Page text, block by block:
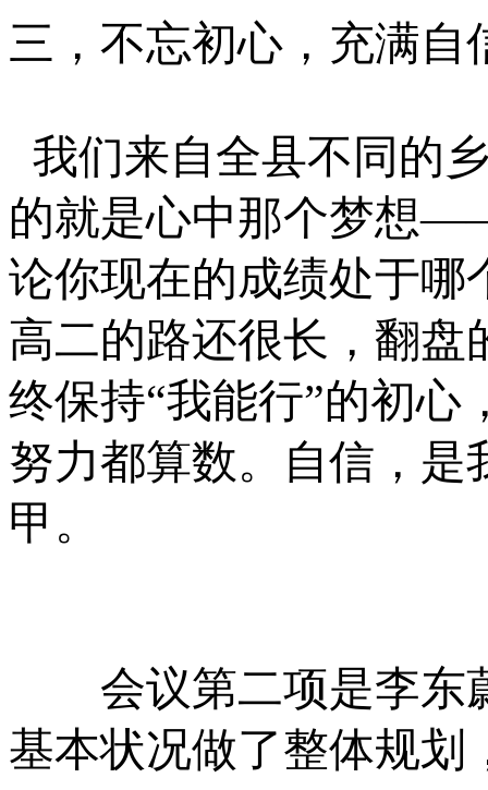
三，不忘初心，充满自
我们来自全县不同的
的就是心中那个梦想——
论你现在的成绩处于哪
高二的路还很长，翻盘
终保持“我能行”的初心
努力都算数。自信，是
甲。
会议第二项是李东
基本状况做了整体规划